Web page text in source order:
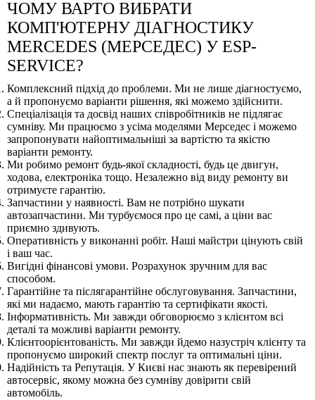
ЧОМУ ВАРТО ВИБРАТИ
КОМП'ЮТЕРНУ ДІАГНОСТИКУ
MERCEDES (МЕРСЕДЕС) У ESP-
SERVICE?
Комплексний підхід до проблеми. Ми не лише діагностуємо,
а й пропонуємо варіанти рішення, які можемо здійснити.
Спеціалізація та досвід наших співробітників не підлягає
сумніву. Ми працюємо з усіма моделями Мерседес і можемо
запропонувати найоптимальніші за вартістю та якістю
варіанти ремонту.
Ми робимо ремонт будь-якої складності, будь це двигун,
ходова, електроніка тощо. Незалежно від виду ремонту ви
отримуєте гарантію.
Запчастини у наявності. Вам не потрібно шукати
автозапчастини. Ми турбуємося про це самі, а ціни вас
приємно здивують.
Оперативність у виконанні робіт. Наші майстри цінують свій
і ваш час.
Вигідні фінансові умови. Розрахунок зручним для вас
способом.
Гарантійне та післягарантійне обслуговування. Запчастини,
які ми надаємо, мають гарантію та сертифікати якості.
Інформативність. Ми завжди обговорюємо з клієнтом всі
деталі та можливі варіанти ремонту.
Клієнтоорієнтованість. Ми завжди йдемо назустріч клієнту та
пропонуємо широкий спектр послуг та оптимальні ціни.
Надійність та Репутація. У Києві нас знають як перевірений
автосервіс, якому можна без сумніву довірити свій
автомобіль.